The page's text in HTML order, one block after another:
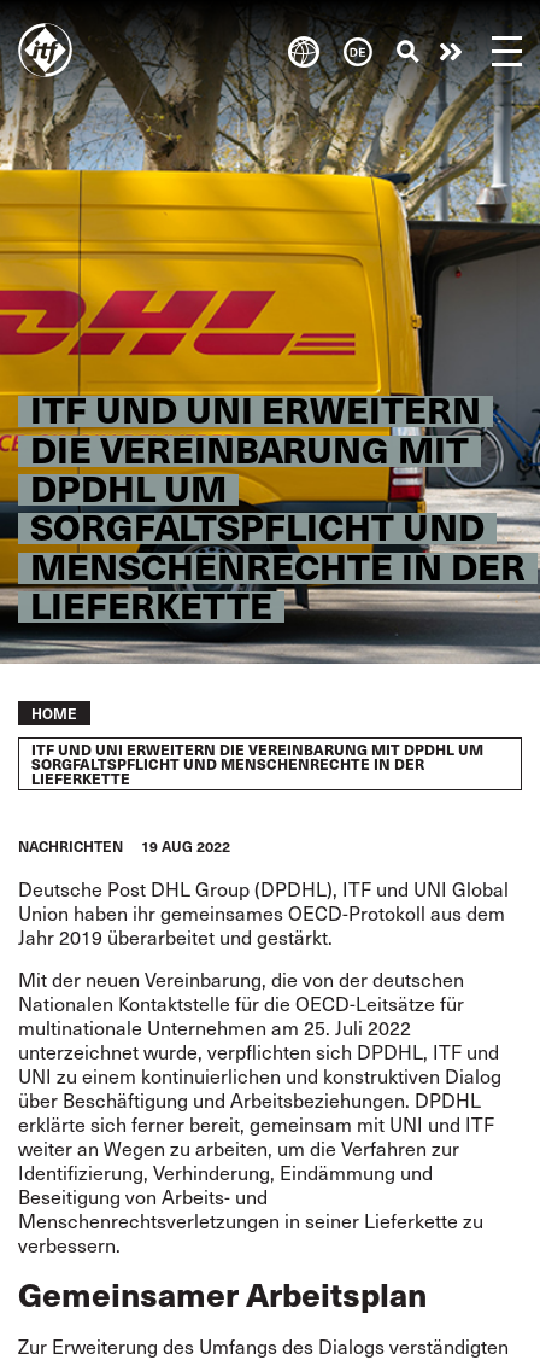
Skip
to
main
content
ITF UND UNI ERWEITERN
DIE VEREINBARUNG MIT
DPDHL UM
SORGFALTSPFLICHT UND
MENSCHENRECHTE IN DER
LIEFERKETTE
euch!
Breadcrumb
HOME
ITF UND UNI ERWEITERN DIE VEREINBARUNG MIT DPDHL UM
SORGFALTSPFLICHT UND MENSCHENRECHTE IN DER
LIEFERKETTE
NACHRICHTEN 19 AUG 2022
Deutsche Post DHL Group (DPDHL), ITF und UNI Global
Union haben ihr gemeinsames OECD-Protokoll aus dem
Jahr 2019 überarbeitet und gestärkt.
Mit der neuen Vereinbarung, die von der deutschen
Nationalen Kontaktstelle für die OECD-Leitsätze für
multinationale Unternehmen am 25. Juli 2022
unterzeichnet wurde, verpflichten sich DPDHL, ITF und
UNI zu einem kontinuierlichen und konstruktiven Dialog
über Beschäftigung und Arbeitsbeziehungen. DPDHL
erklärte sich ferner bereit, gemeinsam mit UNI und ITF
weiter an Wegen zu arbeiten, um die Verfahren zur
Identifizierung, Verhinderung, Eindämmung und
Beseitigung von Arbeits- und
Menschenrechtsverletzungen in seiner Lieferkette zu
verbessern.
Gemeinsamer Arbeitsplan
Zur Erweiterung des Umfangs des Dialogs verständigten